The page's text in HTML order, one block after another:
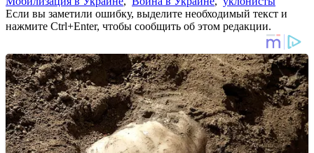
Если вы заметили ошибку, выделите необходимый текст и
нажмите Ctrl+Enter, чтобы сообщить об этом редакции.